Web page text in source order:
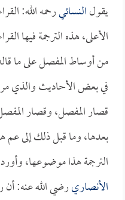
يقولالنسائيرحمه الله:
الأعلى، هذه الترجمة فيها
من أوساط المفصل على ما
في بعض الأحاديث والذي
قصار المفصل، وقصار
بعدها، وما قبل ذلك إلى
الترجمة هذا موضوعها،
الأنصاريرضي الله عنه: